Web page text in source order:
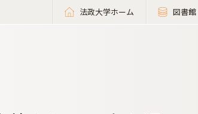
法政大学ホーム 図書館